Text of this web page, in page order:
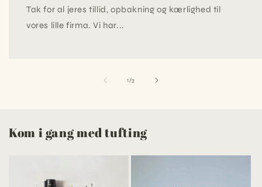
Tak for al jeres tillid, opbakning og kærlighed til
vores lille firma. Vi har...
1/af3
Kom i gang med tufting